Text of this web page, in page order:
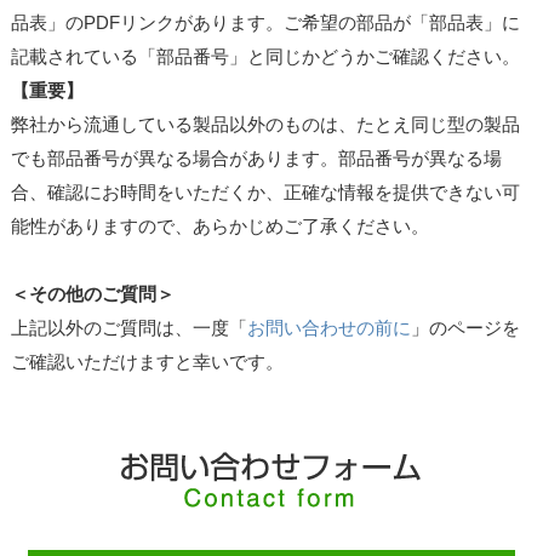
品表」のPDFリンクがあります。ご希望の部品が「部品表」に
記載されている「部品番号」と同じかどうかご確認ください。
【重要】
弊社から流通している製品以外のものは、たとえ同じ型の製品
でも部品番号が異なる場合があります。部品番号が異なる場
合、確認にお時間をいただくか、正確な情報を提供できない可
能性がありますので、あらかじめご了承ください。
＜その他のご質問＞
上記以外のご質問は、一度「お問い合わせの前に 」のページを
ご確認いただけますと幸いです。